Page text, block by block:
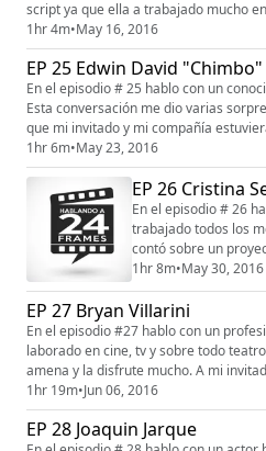
script ya que ella a trabajado mucho
desarrollo profesional es en España.
que podrán escuchar como una
la responsabilidad brutal en una
1hr 4m•May 16, 2016
EP 25 Edwin David "Chimbo"
En el episodio # 25 hablo con un
Esta conversación me dio varias
que mi invitado y mi compañía
fuera hasta muchos años después que
como es la industria y como cotizar
contraten y termine haciendo el
1hr 6m•May 23, 2016
EP 26 Cristina
En el episodio # 26
trabajado todos los
contó sobre un
que es muy
disfruten mi
episodio es
muebles de oficina
Eleonor Roosevelt
pagina...
1hr 8m•May 30, 2016
EP 27 Bryan Villarini
En el episodio #27 hablo con un
laborado en cine, tv y sobre todo
amena y la disfrute mucho. A mi
este medio por su grana talento y
ahora solo faltan ustedes para que
episodio es auspiciado por OFX los
1hr 19m•Jun 06, 2016
EP 28 Joaquin Jarque